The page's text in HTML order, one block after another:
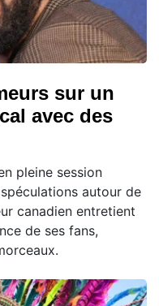
sur un
avec des
pleine session
autour de
canadien entretient
de ses fans,